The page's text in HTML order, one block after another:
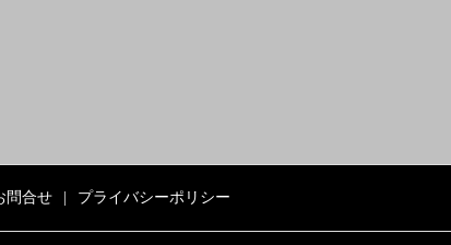
問合せ プライバシーポリシー